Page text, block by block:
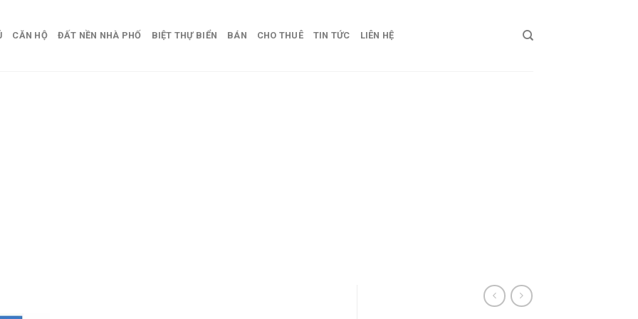
CĂN HỘ ĐẤT NỀN NHÀ PHỐ BIỆT THỰ BIỂN BÁN CHO THUÊ TIN TỨC LIÊN HỆ